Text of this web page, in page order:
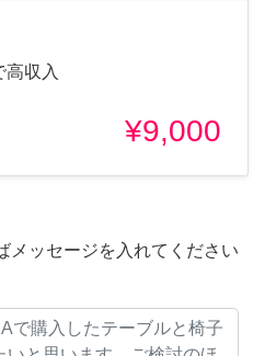
高収入
¥9,000
メッセージを入れてください